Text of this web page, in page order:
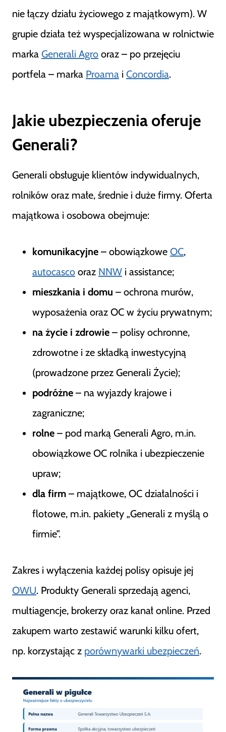
nie łączy działu życiowego z majątkowym). W
grupie działa też wyspecjalizowana w rolnictwie
marka Generali Agro oraz – po przejęciu
portfela – marka Proama i Concordia.
Jakie ubezpieczenia oferuje
Generali?
Generali obsługuje klientów indywidualnych,
rolników oraz małe, średnie i duże firmy. Oferta
majątkowa i osobowa obejmuje:
komunikacyjne – obowiązkowe OC,
autocasco oraz NNW i assistance;
mieszkania i domu – ochrona murów,
wyposażenia oraz OC w życiu prywatnym;
na życie i zdrowie – polisy ochronne,
zdrowotne i ze składką inwestycyjną
(prowadzone przez Generali Życie);
podróżne – na wyjazdy krajowe i
zagraniczne;
rolne – pod marką Generali Agro, m.in.
obowiązkowe OC rolnika i ubezpieczenie
upraw;
dla firm – majątkowe, OC działalności i
flotowe, m.in. pakiety „Generali z myślą o
firmie”.
Zakres i wyłączenia każdej polisy opisuje jej
OWU. Produkty Generali sprzedają agenci,
multiagencje, brokerzy oraz kanał online. Przed
zakupem warto zestawić warunki kilku ofert,
np. korzystając z porównywarki ubezpieczeń.